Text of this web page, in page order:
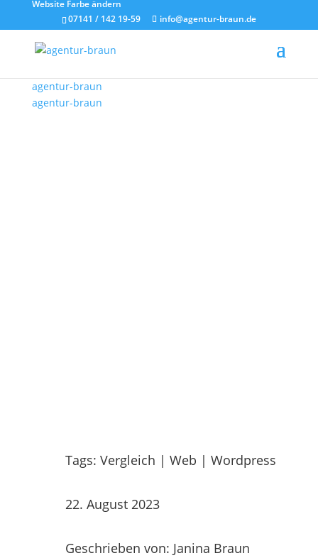
Website Farbe ändern
07141 / 142 19-59
info@agentur-braun.de
agentur-braun
agentur-braunDer umfassende
Vergleich von Hosting-
Tags: Vergleich | Web | Wordpress
22. August 2023
Geschrieben von: Janina Braun